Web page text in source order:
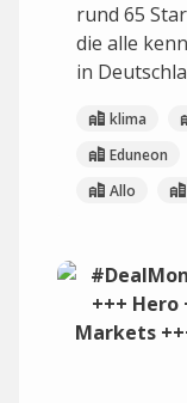
rund 65
die alle
in
klima
Eduneon
Allo